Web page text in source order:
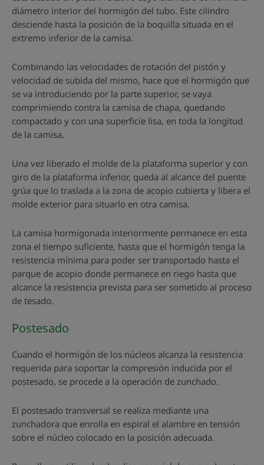
diámetro interior del hormigón del tubo. Este cilindro
desciende hasta la posición de la boquilla situada en el
extremo inferior de la camisa.
Combinando las velocidades de rotación del pistón y
velocidad de subida del mismo, hace que el hormigón que
se va introduciendo por la parte superior, se vaya
comprimiendo contra la camisa de chapa, quedando
compactado y con una superficie lisa, en toda la longitud
de la camisa.
Una vez liberado el molde de la plataforma superior y con
giro de la plataforma inferior, queda al alcance del puente
grúa que lo traslada a la zona de acopio cubierta y libera el
molde exterior para situarlo en otra camisa.
La camisa hormigonada interiormente permanece en esta
zona el tiempo suficiente, hasta que el hormigón tenga la
resistencia mínima para poder ser transportado hasta el
parque de acopio donde permanece en riego hasta que
alcance la resistencia prevista para ser sometido al proceso
de tesado.
Postesado
Cuando el hormigón de los núcleos alcanza la resistencia
requerida para soportar la compresión inducida por el
postesado, se procede a la operación de zunchado.
El postesado transversal se realiza mediante una
zunchadora que enrolla en espiral el alambre en tensión
sobre el núcleo colocado en la posición adecuada.